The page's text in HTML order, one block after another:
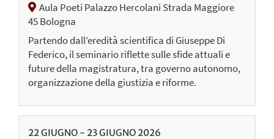
Aula Poeti Palazzo Hercolani Strada Maggiore
45 Bologna
Partendo dall’eredità scientifica di Giuseppe Di
Federico, il seminario riflette sulle sfide attuali e
future della magistratura, tra governo autonomo,
organizzazione della giustizia e riforme.
22GIUGNO - 23GIUGNO 2026